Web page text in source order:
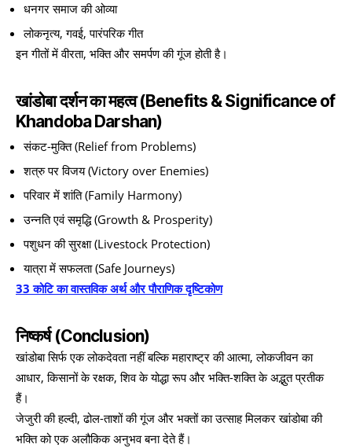
धनगर समाज की ओव्या
लोकनृत्य, गवई, पारंपरिक गीत
इन गीतों में वीरता, भक्ति और समर्पण की गूंज होती है।
खांडोबा दर्शन का महत्व (Benefits & Significance of
Khandoba Darshan)
संकट-मुक्ति (Relief from Problems)
शत्रु पर विजय (Victory over Enemies)
परिवार में शांति (Family Harmony)
उन्नति एवं समृद्धि (Growth & Prosperity)
पशुधन की सुरक्षा (Livestock Protection)
यात्रा में सफलता (Safe Journeys)
33 कोटि का वास्तविक अर्थ और पौराणिक दृष्टिकोण
निष्कर्ष (Conclusion)
खांडोबा सिर्फ एक लोकदेवता नहीं बल्कि महाराष्ट्र की आत्मा, लोकजीवन का
आधार, किसानों के रक्षक, शिव के योद्धा रूप और भक्ति-शक्ति के अद्भुत प्रतीक
हैं।
जेजुरी की हल्दी, ढोल-ताशों की गूंज और भक्तों का उत्साह मिलकर खांडोबा की
भक्ति को एक अलौकिक अनुभव बना देते हैं।